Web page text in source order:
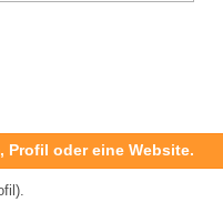
Profil oder eine Website.